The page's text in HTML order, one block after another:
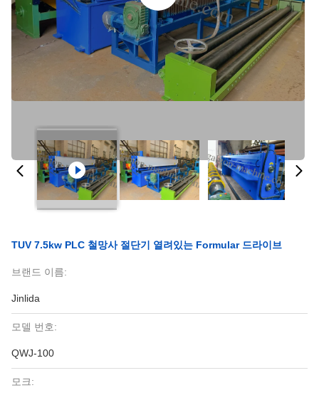
TUV 7.5kw PLC 철망사 절단기 열려있는 Formular 드라이브
브랜드 이름:
Jinlida
모델 번호:
QWJ-100
모크: